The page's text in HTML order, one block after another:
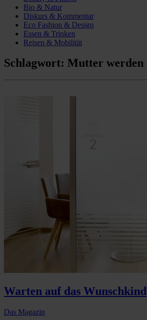
Bio & Natur
Diskurs & Kommentar
Eco Fashion & Design
Essen & Trinken
Reisen & Mobilität
Schlagwort: Mutter werden
Warten auf das Wunschkind
Das Magazin